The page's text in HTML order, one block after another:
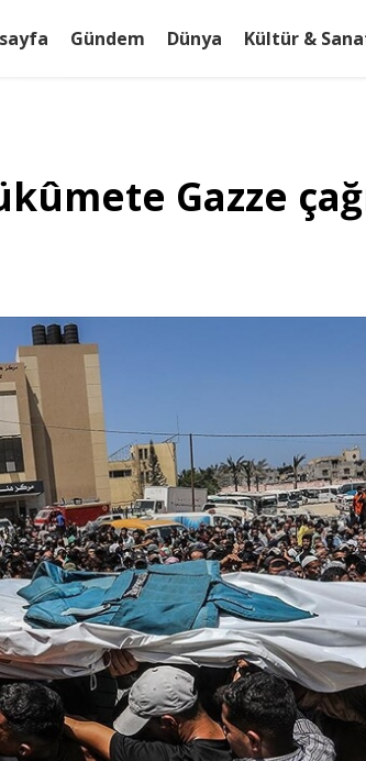
Gündem Dünya Kültür &
Gazze